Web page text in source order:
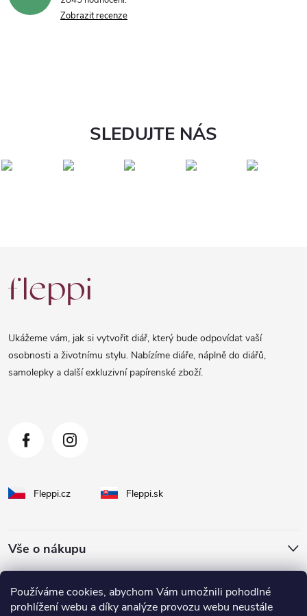
Používáme cookies, abychom Vám umožnili pohodlné
prohlížení webu a díky analýze provozu webu neustále
Zobrazit recenze
SLEDUJTE NÁS
á
Ukážeme vám, jak si vytvořit diář, který bude odpovídat vaší
osobnosti a životnímu stylu. Nabízíme diáře, náplně do diářů,
samolepky a další exkluzivní papírenské zboží.
Fleppi.cz Fleppi.sk
Vše o nákupu
O Fleppi